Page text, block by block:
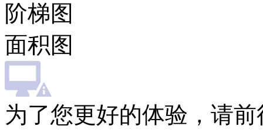
阶梯图
面积图
为了您更好的体验，请